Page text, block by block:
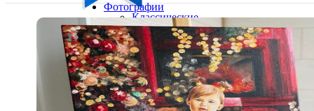
Ваш город:
Ваш регион доставки
Выберите из списка:
Фотографии
Классические
фото
10х10
10х15
13х18
15х15
15х20
20х20